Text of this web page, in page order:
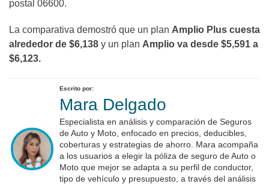
postal 06600.
La comparativa demostró que un plan Amplio Plus cuesta
alrededor de $6,138 y un plan Amplio va desde $5,591 a
$6,123.
Escrito por:
Mara Delgado
Especialista en análisis y comparación de Seguros
de Auto y Moto, enfocado en precios, deducibles,
coberturas y estrategias de ahorro. Mara acompaña
a los usuarios a elegir la póliza de seguro de Auto o
Moto que mejor se adapta a su perfil de conductor,
tipo de vehículo y presupuesto, a través del análisis